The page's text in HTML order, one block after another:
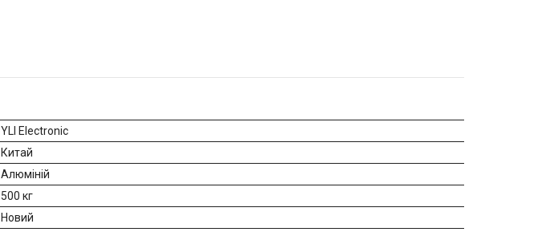
YLI Electronic
Китай
Алюміній
500 кг
Новий